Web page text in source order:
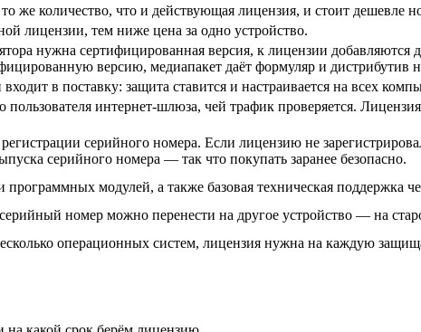
же количество, что и действующая лицензия, и стоит дешевле
лицензии, тем ниже цена за одно устройство.
нужна сертифицированная версия, к лицензии добавляются
версию, медиапакет даёт формуляр и дистрибутив
в поставку: защита ставится и настраивается на всех
интернет-шлюза, чей трафик проверяется.
серийного номера. Если лицензию не
серийного номера — так что покупать заранее безопасно.
модулей, а также базовая техническая поддержка
номер можно перенести на другое устройство — на
операционных систем, лицензия нужна на каждую